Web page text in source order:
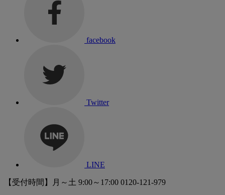
facebook
Twitter
LINE
【受付時間】月～土 9:00～17:00 0120-121-979